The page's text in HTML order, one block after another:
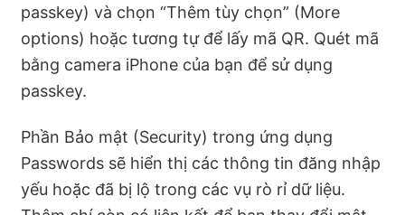
passkey) và chọn “Thêm tùy chọn” (More
options) hoặc tương tự để lấy mã QR. Quét mã
bằng camera iPhone của bạn để sử dụng
passkey.
Phần Bảo mật (Security) trong ứng dụng
Passwords sẽ hiển thị các thông tin đăng nhập
yếu hoặc đã bị lộ trong các vụ rò rỉ dữ liệu.